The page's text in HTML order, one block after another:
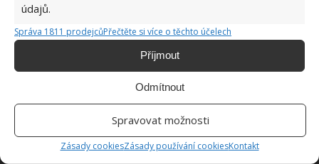
údajů.
Správa 1811 prodejcůPřečtěte si více o těchto účelech
Příjmout
Odmítnout
Spravovat možnosti
Zásady cookiesZásady používání cookiesKontakt